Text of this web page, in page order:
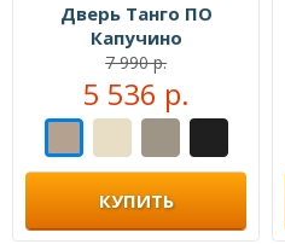
Дверь Танго ПО
Капучино
7 990 р.
5 536 р.
КУПИТЬ